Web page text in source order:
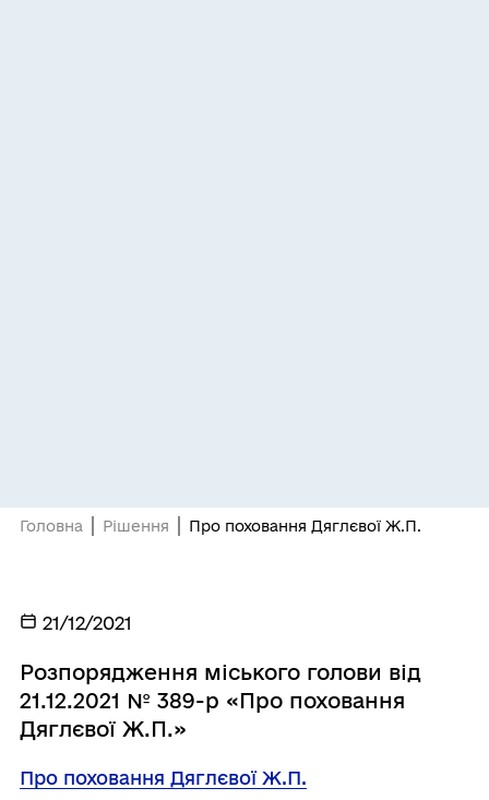
Головна Рішення Про поховання Дяглєвої Ж.П.
21/12/2021
Розпорядження міського голови від
21.12.2021 № 389-р «Про поховання
Дяглєвої Ж.П.»
Про поховання Дяглєвої Ж.П.